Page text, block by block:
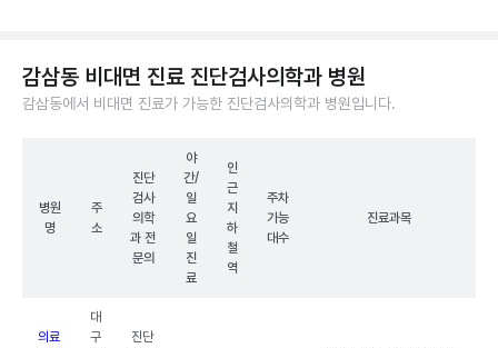
감삼동 비대면 진료 진단검사의학과 병원
감삼동에서 비대면 진료가 가능한 진단검사의학과 병원입니다.
병원
명
주
소
진단
검사
의학
과 전
문의
야
간/
일
요
일
진
료
인
근
지
하
철
역
주차
가능
대수
진료과목
의료
대
구
진단